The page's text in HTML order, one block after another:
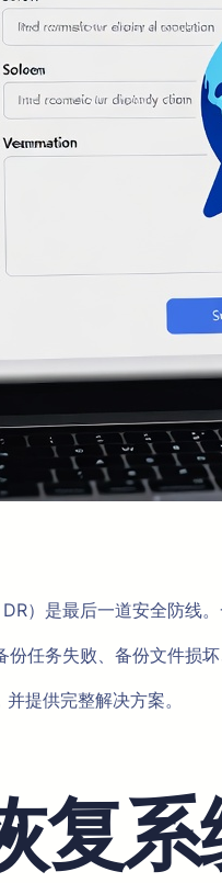
）是最后一道安全防线
任务失败、备份文件损
提供完整解决方案。
复